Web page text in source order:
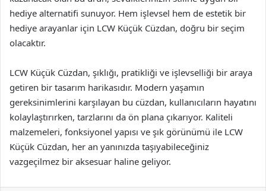
hediye alternatifi sunuyor. Hem işlevsel hem de estetik bir
hediye arayanlar için LCW Küçük Cüzdan, doğru bir seçim
olacaktır.
LCW Küçük Cüzdan, şıklığı, pratikliği ve işlevselliği bir araya
getiren bir tasarım harikasıdır. Modern yaşamın
gereksinimlerini karşılayan bu cüzdan, kullanıcıların hayatını
kolaylaştırırken, tarzlarını da ön plana çıkarıyor. Kaliteli
malzemeleri, fonksiyonel yapısı ve şık görünümü ile LCW
Küçük Cüzdan, her an yanınızda taşıyabileceğiniz
vazgeçilmez bir aksesuar haline geliyor.